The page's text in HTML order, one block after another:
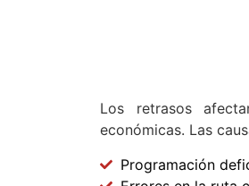
Los retrasos
económicas. Las
Programación